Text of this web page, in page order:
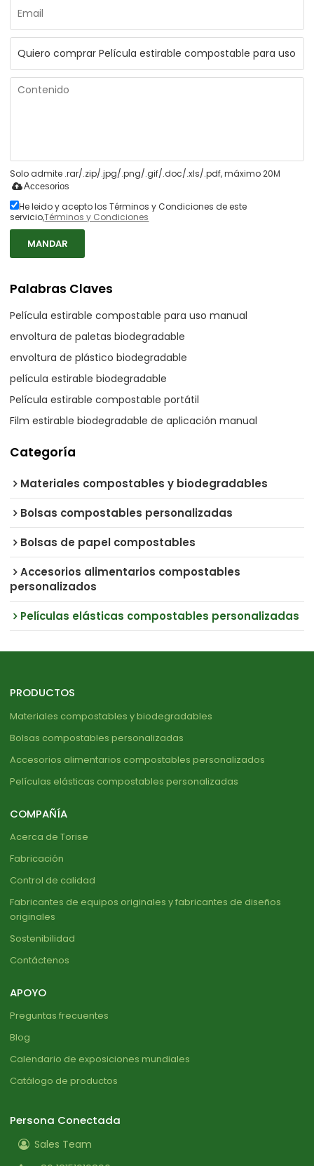
Solo admite .rar/.zip/.jpg/.png/.gif/.doc/.xls/.pdf, máximo 20M
Accesorios
He leido y acepto los Términos y Condiciones de este
servicio,Términos y Condiciones
MANDAR
Palabras Claves
Película estirable compostable para uso manual
envoltura de paletas biodegradable
envoltura de plástico biodegradable
película estirable biodegradable
Película estirable compostable portátil
Film estirable biodegradable de aplicación manual
Categoría
Materiales compostables y biodegradables
Bolsas compostables personalizadas
Bolsas de papel compostables
Accesorios alimentarios compostables
personalizados
Películas elásticas compostables personalizadas
PRODUCTOS
Materiales compostables y biodegradables
Bolsas compostables personalizadas
Accesorios alimentarios compostables personalizados
Películas elásticas compostables personalizadas
COMPAÑÍA
Acerca de Torise
Fabricación
Control de calidad
Fabricantes de equipos originales y fabricantes de diseños
originales
Sostenibilidad
Contáctenos
APOYO
Preguntas frecuentes
Blog
Calendario de exposiciones mundiales
Catálogo de productos
Persona Conectada
Sales Team